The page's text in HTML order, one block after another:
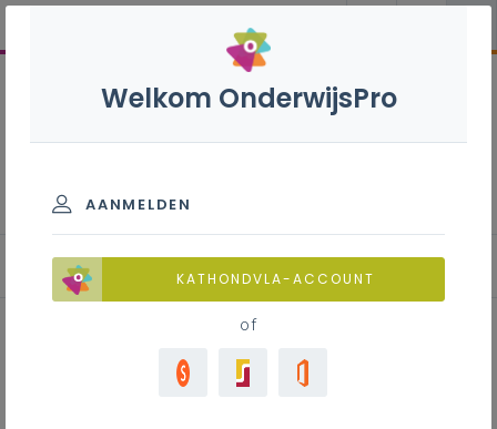
leerjaar
Leerplan
Welkom OnderwijsPro
AANMELDEN
KATHONDVLA-ACCOUNT
of